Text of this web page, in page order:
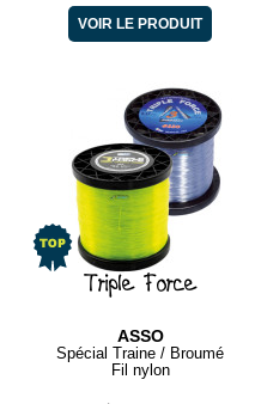
VOIR LE PRODUIT
Triple Force
ASSO
Spécial Traine / Broumé
Fil nylon